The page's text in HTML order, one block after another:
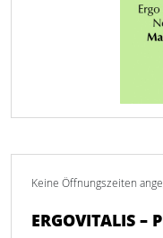
Keine Öffnungszeiten
ERGOVITALIS –